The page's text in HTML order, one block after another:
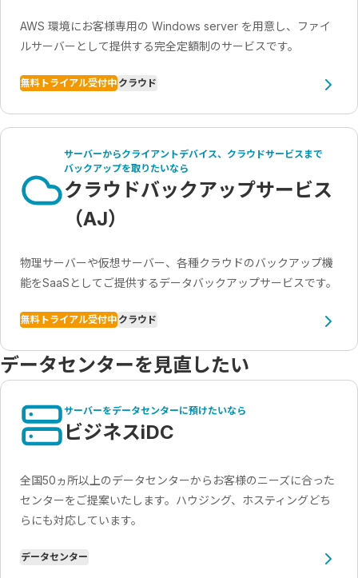
AWS 環境にお客様専用の Windows server を用意し、ファイ
ルサーバーとして提供する完全定額制のサービスです。
無料トライアル受付中 クラウド
サーバーからクライアントデバイス、クラウドサービスまで
バックアップを取りたいなら
クラウドバックアップサービス
（AJ）
物理サーバーや仮想サーバー、各種クラウドのバックアップ機
能をSaaSとしてご提供するデータバックアップサービスです。
無料トライアル受付中 クラウド
データセンターを見直したい
サーバーをデータセンターに預けたいなら
ビジネスiDC
全国50ヵ所以上のデータセンターからお客様のニーズに合った
センターをご提案いたします。ハウジング、ホスティングどち
らにも対応しています。
データセンター